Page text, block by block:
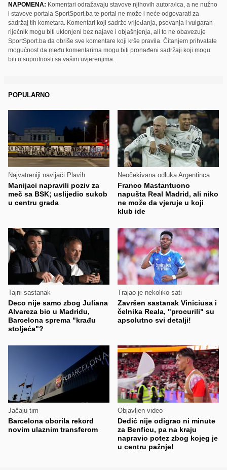
NAPOMENA: Komentari odražavaju stavove njihovih autora/ica, a ne nužno
i stavove portala SportSport.ba te portal ne može i neće odgovarati za
sadržaj tih kometara. Komentari koji sadrže vrijeđanja, psovanja i vulgaran
riječnik mogu biti uklonjeni bez najave i objašnjenja, ali to ne obavezuje
SportSport.ba da obriše sve komentare koji krše pravila. Čitanjem prihvatate
mogućnost da među komentarima mogu biti pronađeni sadržaji koji mogu
biti u suprotnosti sa vašim uvjerenjima.
POPULARNO
Najvatreniji navijači Plavih
Manijaci napravili poziv za
meč sa BSK; uslijedio sukob
u centru grada
Neočekivana odluka Argentinca
Franco Mastantuono
napušta Real Madrid, ali niko
ne može da vjeruje u koji
klub ide
Tajni sastanak
Deco nije samo zbog Juliana
Alvareza bio u Madridu,
Barcelona sprema "krađu
stoljeća"?
Trajao je nekoliko sati
Završen sastanak Viniciusa i
čelnika Reala, "procurili" su
apsolutno svi detalji!
Jačaju tim
Barcelona oborila rekord
novim ulaznim transferom
Objavljen video
Dedić nije odigrao ni minute
za Benficu, pa na kraju
napravio potez zbog kojeg je
u centru pažnje!